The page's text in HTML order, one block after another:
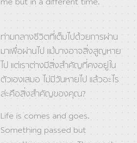
ท่ามกลางชีวิตที่เต็มไปด้วยการผ่าน
มาเพื่อผ่านไป แม้บางอาจสิ่งสูญหาย
ไป แต่เราต่างมีสิ่งสำคัญที่คงอยู่ใน
ตัวเองเสมอ ไม่มีวันหายไป แล้วอะไร
ล่ะคือสิ่งสำคัญของคุณ?
Life is comes and goes.
Something passed but